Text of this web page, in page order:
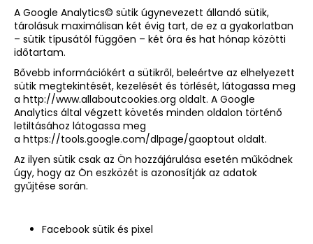
A Google Analytics© sütik úgynevezett állandó sütik,
tárolásuk maximálisan két évig tart, de ez a gyakorlatban
– sütik típusától függően – két óra és hat hónap közötti
időtartam.
Bővebb információkért a sütikről, beleértve az elhelyezett
sütik megtekintését, kezelését és törlését, látogassa meg
a http://www.allaboutcookies.org oldalt. A Google
Analytics által végzett követés minden oldalon történő
letiltásához látogassa meg
a https://tools.google.com/dlpage/gaoptout oldalt.
Az ilyen sütik csak az Ön hozzájárulása esetén működnek
úgy, hogy az Ön eszközét is azonosítják az adatok
gyűjtése során.
Facebook sütik és pixel